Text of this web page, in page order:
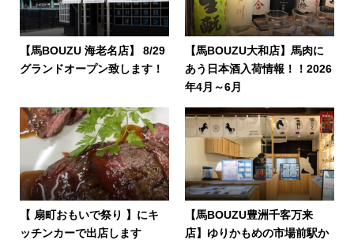
【馬BOUZU 海老名店】 8/29
グランドオープン致します！
【馬BOUZU大和店】馬肉に
あう日本酒入荷情報！！2026
年4月～6月
【 扇町おもいで祭り 】にキ
ッチンカーで出店します
【馬BOUZU豊洲千客万来
店】ゆりかもめの市場前駅か